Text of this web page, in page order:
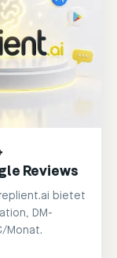
Reviews
bietet
DM-
Monat.